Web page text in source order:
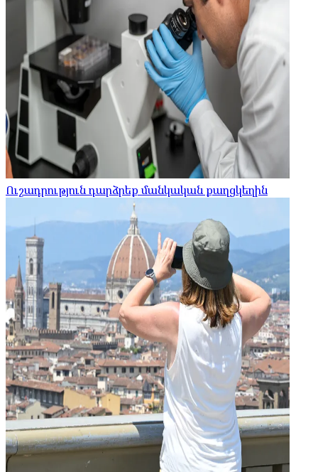
Ուշադրություն դարձրեք մանկական քաղցկեղին